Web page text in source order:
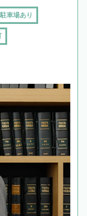
駐車場あり